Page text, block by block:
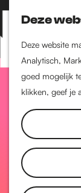
Deze
Deze website
Analytisch,
goed mogelijk
klikken, geef je
Z
o
e
k
e
K
a
a
r
t
M
e
n